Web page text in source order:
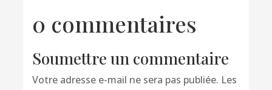
0 commentaires
Soumettre un commentaire
Votre adresse e-mail ne sera pas publiée. Les